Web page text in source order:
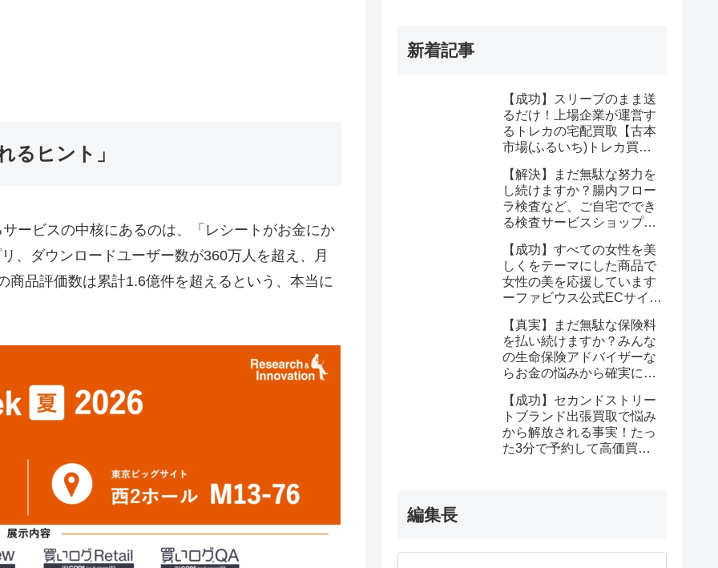
るヒント」
ービスの中核にあるのは、「レシートがお金にか
、ダウンロードユーザー数が360万人を超え、月
品評価数は累計1.6億件を超えるという、本当に
新着記事
【成功】スリーブのまま送
るだけ！上場企業が運営す
るトレカの宅配買取【古本
市場(ふるいち)トレカ買
みが解決する
【解決】まだ無駄な努力を
し続けますか？腸内フロー
ラ検査など、ご自宅ででき
る検査サービスショップ
ならたった1回で驚くほど
簡単に悩みが解消する事実
【成功】すべての女性を美
しくをテーマにした商品で
女性の美を応援しています
ーファビウス公式ECサイト
クション金賞の秘密を公開
【真実】まだ無駄な保険料
を払い続けますか？みんな
の生命保険アドバイザーな
らお金の悩みから確実に解
【成功】セカンドストリー
トブランド出張買取で悩み
から解放される事実！たっ
た3分で予約して高価買取
編集長